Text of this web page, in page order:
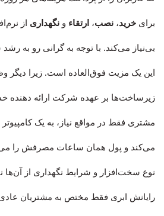
برای خرید، نصب، ارتقاء و نگهداری از
بی‌نیاز می‌کند. با توجه به گرانی رو به
این یک مزیت فوق‌العاده است. زیرا دیگر
زیرساخت‌ها بر عهده شرکت ارائه دهنده
مشتری فقط در مواقع نیاز، به یک
می‌کند و پول همان ساعات مصرفش را
نوع سخت‌افزار و شرایط نگهداری از
رایانش ابری فقط مختص به مشتریان